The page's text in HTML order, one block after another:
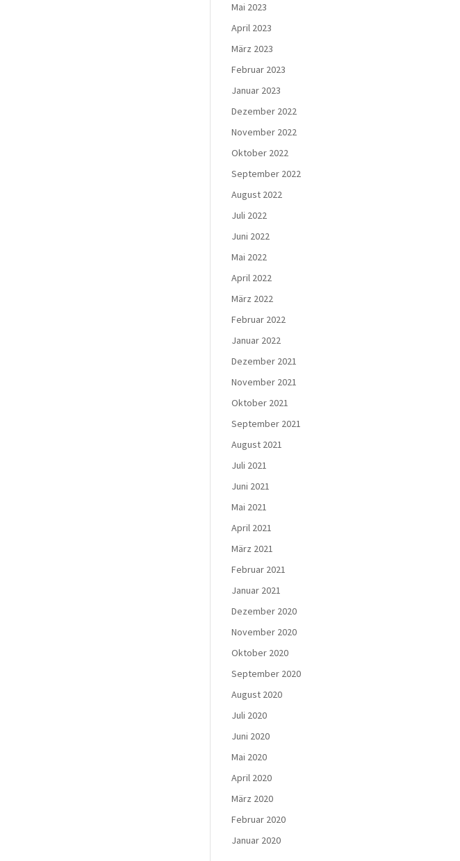
Mai 2023
April 2023
März 2023
Februar 2023
Januar 2023
Dezember 2022
November 2022
Oktober 2022
September 2022
August 2022
Juli 2022
Juni 2022
Mai 2022
April 2022
März 2022
Februar 2022
Januar 2022
Dezember 2021
November 2021
Oktober 2021
September 2021
August 2021
Juli 2021
Juni 2021
Mai 2021
April 2021
März 2021
Februar 2021
Januar 2021
Dezember 2020
November 2020
Oktober 2020
September 2020
August 2020
Juli 2020
Juni 2020
Mai 2020
April 2020
März 2020
Februar 2020
Januar 2020